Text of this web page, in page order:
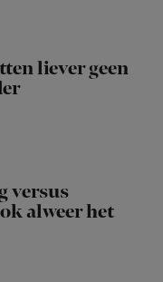
liever geen
versus
alweer het